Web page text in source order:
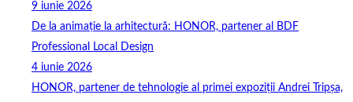
9 iunie 2026
De la animație la arhitectură: HONOR, partener al BDF
Professional Local Design
4 iunie 2026
HONOR, partener de tehnologie al primei expoziții Andrei Tripșa,